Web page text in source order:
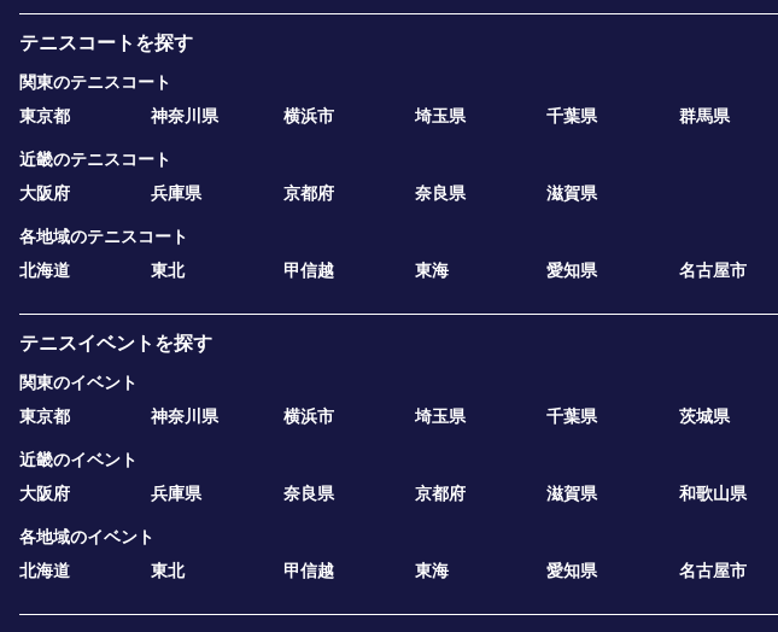
テニスコートを探す
関東のテニスコート
東京都
神奈川県 横浜市 埼玉県 千葉県 群馬県
近畿のテニスコート
大阪府
兵庫県 京都府 奈良県 滋賀県
各地域のテニスコート
北海道
東北 甲信越 東海 愛知県 名古屋市
テニスイベントを探す
関東のイベント
東京都
神奈川県 横浜市 埼玉県 千葉県 茨城県
近畿のイベント
大阪府
兵庫県 奈良県 京都府 滋賀県 和歌山県
各地域のイベント
北海道
東北 甲信越 東海 愛知県 名古屋市